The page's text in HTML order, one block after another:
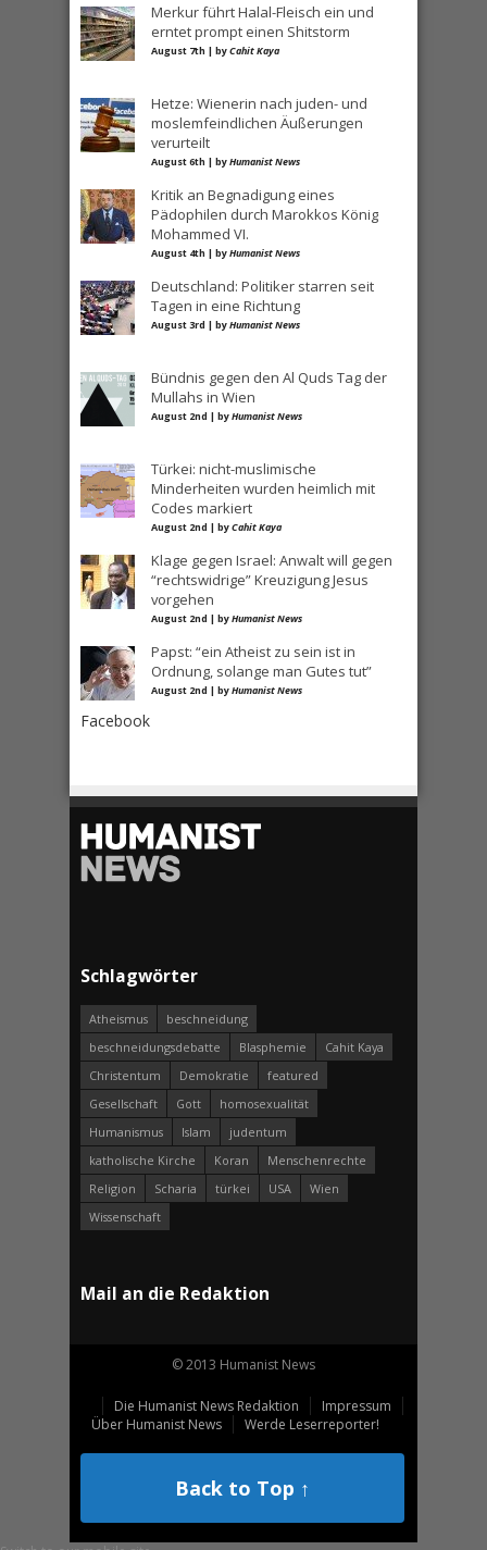
Merkur führt Halal-Fleisch ein und
erntet prompt einen Shitstorm
August 7th | byCahit Kaya
Hetze: Wienerin nach juden- und
moslemfeindlichen Äußerungen
verurteilt
August 6th | byHumanist News
Kritik an Begnadigung eines
Pädophilen durch Marokkos König
Mohammed VI.
August 4th | byHumanist News
Deutschland: Politiker starren seit
Tagen in eine Richtung
August 3rd | byHumanist News
Bündnis gegen den Al Quds Tag der
Mullahs in Wien
August 2nd | byHumanist News
Türkei: nicht-muslimische
Minderheiten wurden heimlich mit
Codes markiert
August 2nd | byCahit Kaya
Klage gegen Israel: Anwalt will gegen
“rechtswidrige” Kreuzigung Jesus
vorgehen
August 2nd | byHumanist News
Papst: “ein Atheist zu sein ist in
Ordnung, solange man Gutes tut”
August 2nd | byHumanist News
Facebook
Schlagwörter
Atheismus
beschneidung
beschneidungsdebatte
Blasphemie
Cahit Kaya
Christentum
Demokratie
featured
Gesellschaft
Gott
homosexualität
Humanismus
Islam
judentum
katholische Kirche
Koran
Menschenrechte
Religion
Scharia türkei USA
Wien
Wissenschaft
Mail an die Redaktion
© 2013 Humanist News
Die Humanist News Redaktion
Impressum
Über Humanist News
Werde Leserreporter!
Back to Top ↑